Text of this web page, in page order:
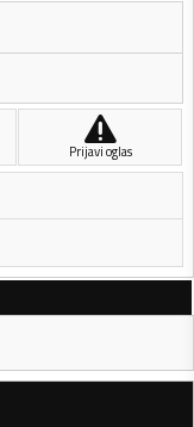
Prijavi oglas